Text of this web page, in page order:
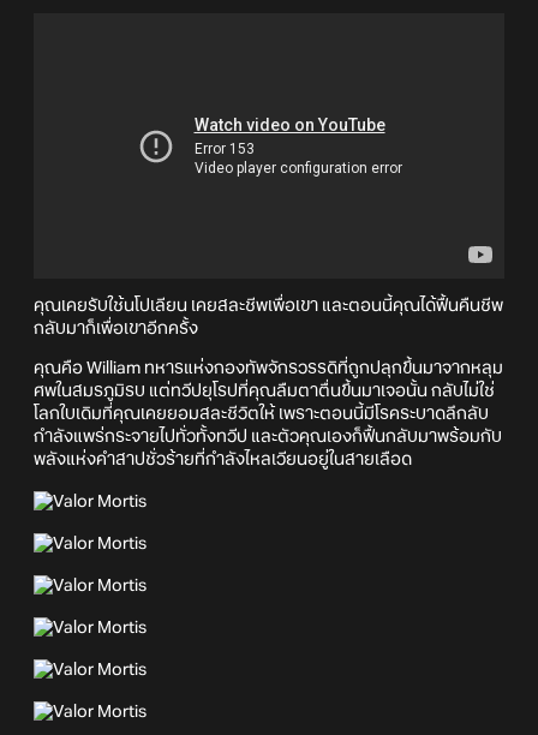
คุณเคยรับใช้นโปเลียน เคยสละชีพเพื่อเขา และตอนนี้คุณได้ฟื้นคืนชีพ
กลับมาก็เพื่อเขาอีกครั้ง
คุณคือ William ทหารแห่งกองทัพจักรวรรดิที่ถูกปลุกขึ้นมาจากหลุม
ศพในสมรภูมิรบ แต่ทวีปยุโรปที่คุณลืมตาตื่นขึ้นมาเจอนั้น กลับไม่ใช่
โลกใบเดิมที่คุณเคยยอมสละชีวิตให้ เพราะตอนนี้มีโรคระบาดลึกลับ
กำลังแพร่กระจายไปทั่วทั้งทวีป และตัวคุณเองก็ฟื้นกลับมาพร้อมกับ
พลังแห่งคำสาปชั่วร้ายที่กำลังไหลเวียนอยู่ในสายเลือด